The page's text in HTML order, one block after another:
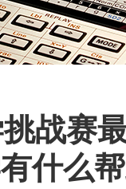
战赛
什么